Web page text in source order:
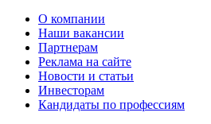
О компании
Наши вакансии
Партнерам
Реклама на сайте
Новости и статьи
Инвесторам
Кандидаты по профессиям